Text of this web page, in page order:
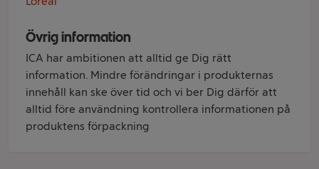
Övrig information
ICA har ambitionen att alltid ge Dig rätt
information. Mindre förändringar i produkternas
innehåll kan ske över tid och vi ber Dig därför att
alltid före användning kontrollera informationen på
produktens förpackning